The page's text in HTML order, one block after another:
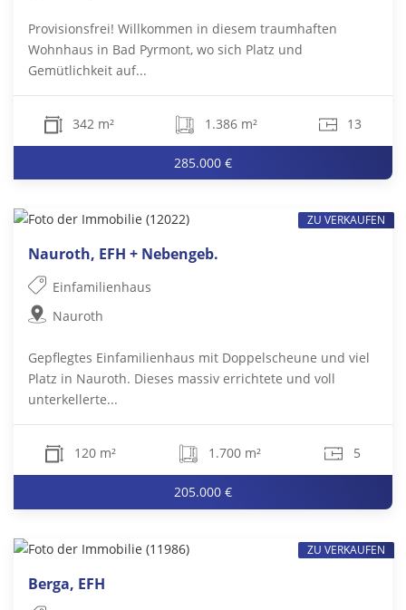
Provisionsfrei! Willkommen in diesem traumhaften
Wohnhaus in Bad Pyrmont, wo sich Platz und
Gemütlichkeit auf...
342 m² 1.386 m² 13
285.000 €
Nauroth, EFH + Nebengeb.
Einfamilienhaus
Nauroth
Gepflegtes Einfamilienhaus mit Doppelscheune und viel
Platz in Nauroth. Dieses massiv errichtete und voll
unterkellerte...
120 m² 1.700 m² 5
205.000 €
ZU VERKAUFEN
Berga, EFH
ZU VERKAUFEN